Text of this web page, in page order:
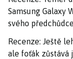
Samsung Galaxy
svého předchůdce
Recenze: Ještě
ale foťák zůstává